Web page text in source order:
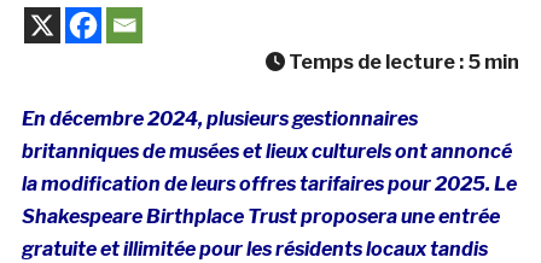
Temps de lecture : 5 min
En décembre 2024, plusieurs gestionnaires
britanniques de musées et lieux culturels ont annoncé
la modification de leurs offres tarifaires pour 2025. Le
Shakespeare Birthplace Trust proposera une entrée
gratuite et illimitée pour les résidents locaux tandis